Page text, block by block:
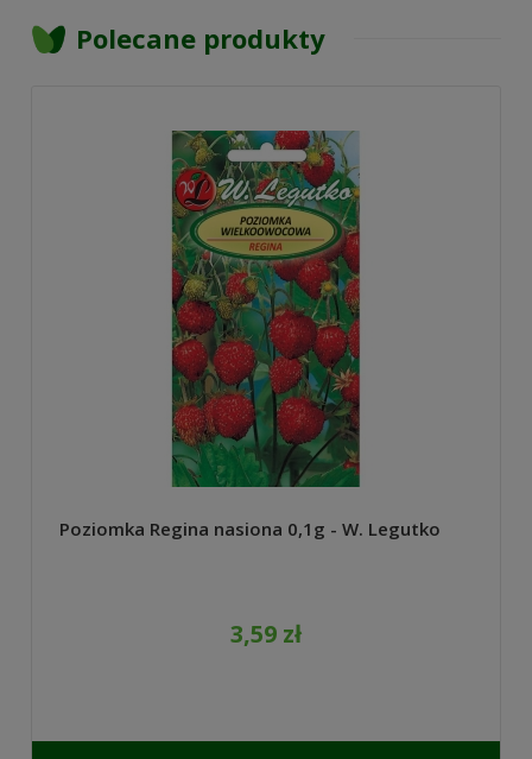
Polecane produkty
Poziomka Regina nasiona 0,1g - W. Legutko
3,59 zł